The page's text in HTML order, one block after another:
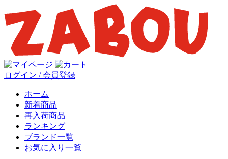
ログイン / 会員登録
ホーム
新着商品
再入荷商品
ランキング
ブランド一覧
お気に入り一覧